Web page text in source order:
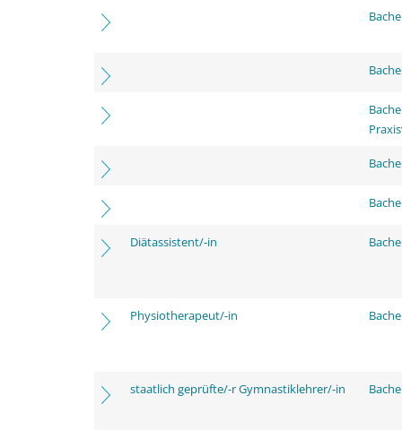
Diätassistent/-in
Physiotherapeut/-in
staatlich geprüfte/-r Gymnastiklehrer/-in